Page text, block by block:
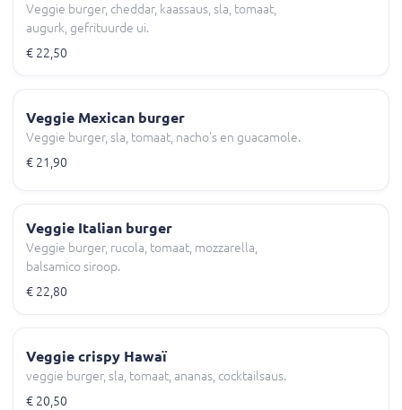
Veggie burger, cheddar, kaassaus, sla, tomaat,
augurk, gefrituurde ui.
€ 22,50
Veggie Mexican burger
Veggie burger, sla, tomaat, nacho's en guacamole.
€ 21,90
Veggie Italian burger
Veggie burger, rucola, tomaat, mozzarella,
balsamico siroop.
€ 22,80
Veggie crispy Hawaï
veggie burger, sla, tomaat, ananas, cocktailsaus.
€ 20,50